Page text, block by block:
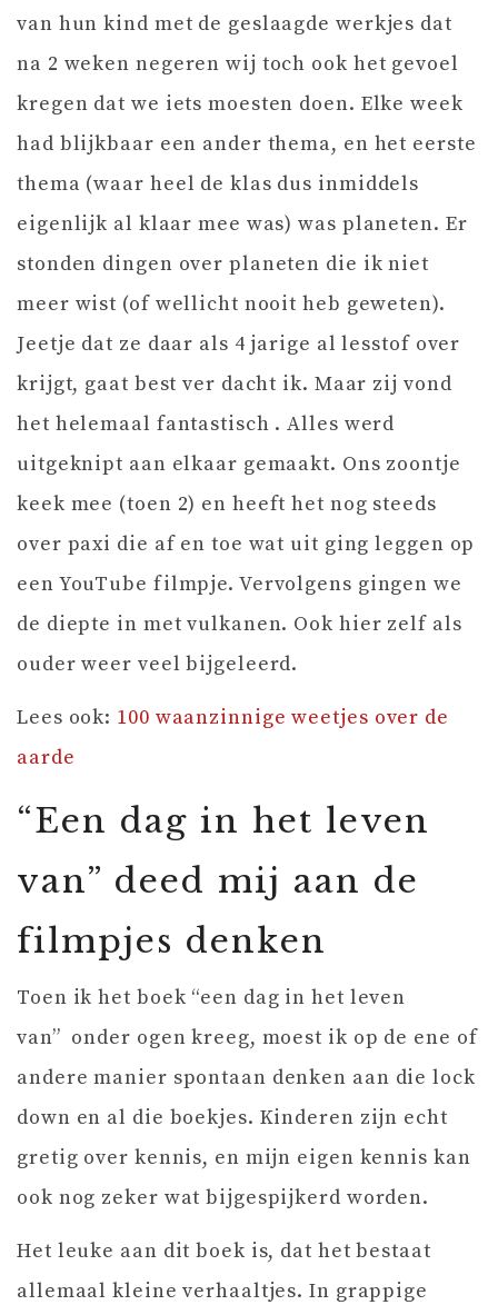
van hun kind met de geslaagde werkjes dat
na 2 weken negeren wij toch ook het gevoel
kregen dat we iets moesten doen. Elke week
had blijkbaar een ander thema, en het eerste
thema (waar heel de klas dus inmiddels
eigenlijk al klaar mee was) was planeten. Er
stonden dingen over planeten die ik niet
meer wist (of wellicht nooit heb geweten).
Jeetje dat ze daar als 4 jarige al lesstof over
krijgt, gaat best ver dacht ik. Maar zij vond
het helemaal fantastisch . Alles werd
uitgeknipt aan elkaar gemaakt. Ons zoontje
keek mee (toen 2) en heeft het nog steeds
over paxi die af en toe wat uit ging leggen op
een YouTube filmpje. Vervolgens gingen we
de diepte in met vulkanen. Ook hier zelf als
ouder weer veel bijgeleerd.
Lees ook: 100 waanzinnige weetjes over de
aarde
“Een dag in het leven
van” deed mij aan de
filmpjes denken
Toen ik het boek “een dag in het leven
van” onder ogen kreeg, moest ik op de ene of
andere manier spontaan denken aan die lock
down en al die boekjes. Kinderen zijn echt
gretig over kennis, en mijn eigen kennis kan
ook nog zeker wat bijgespijkerd worden.
Het leuke aan dit boek is, dat het bestaat
allemaal kleine verhaaltjes. In grappige